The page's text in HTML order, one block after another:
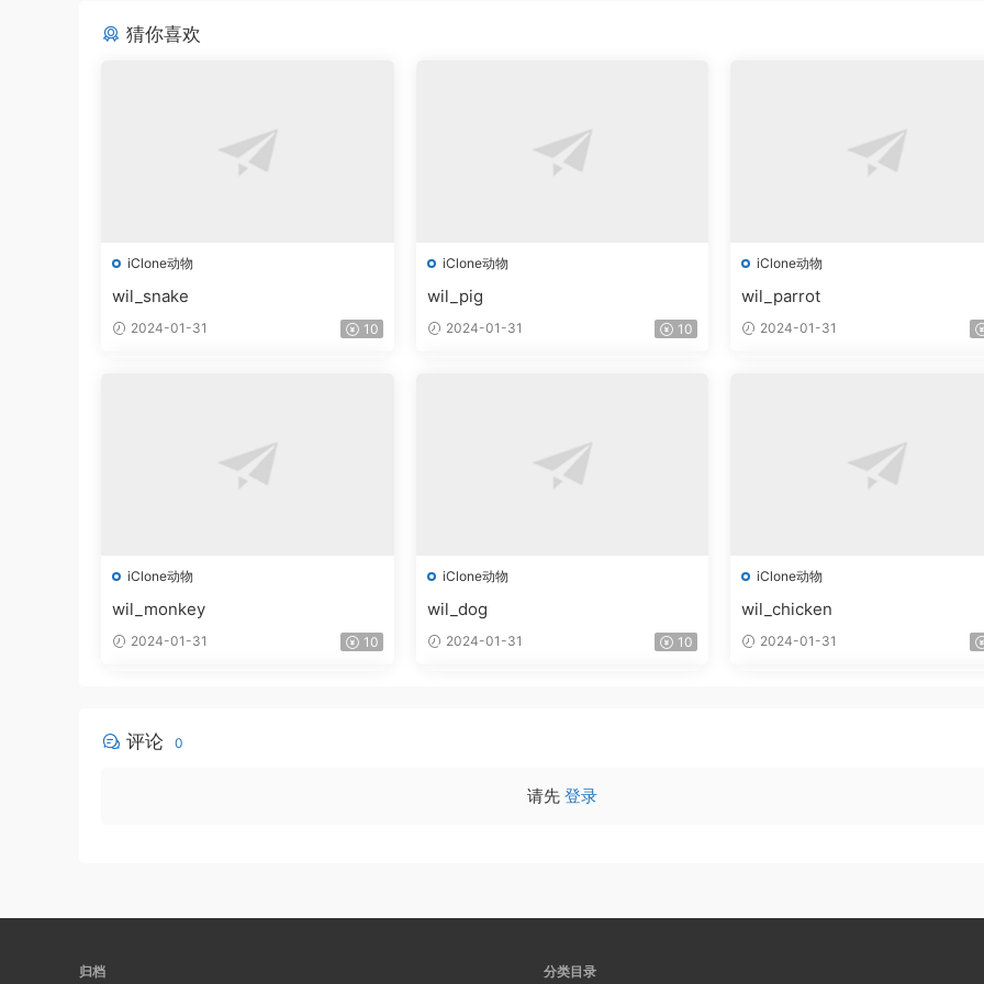
猜你喜欢
iClone动物
wil_snake
2024-01-31 10
iClone动物
wil_pig
2024-01-31 10
iClone动物
wil_parrot
2024-01-31
iClone动物
wil_monkey
2024-01-31 10
iClone动物
wil_dog
2024-01-31 10
iClone动物
wil_chicken
2024-01-31
评论 0
请先 登录
归档 分类目录